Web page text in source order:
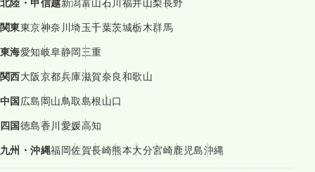
北陸・甲信越新潟富山石川福井山梨長野
関東東京神奈川埼玉千葉茨城栃木群馬
東海愛知岐阜静岡三重
関西大阪京都兵庫滋賀奈良和歌山
中国広島岡山鳥取島根山口
四国徳島香川愛媛高知
九州・沖縄福岡佐賀長崎熊本大分宮崎鹿児島沖縄